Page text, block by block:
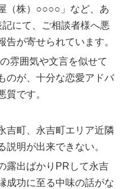
（株）○○○○」など、あ
にて、ご相談者様へ悪
が寄せられています。
雰囲気や文言を似せて
のが、十分な恋愛アドバ
質です。
吉町、永吉町エリア近隣
説明が出来できない。
露出ばかりPRして永吉
成功に至る中味の話がな